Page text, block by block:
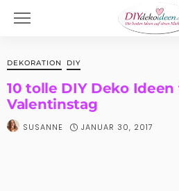
DEKORATION DIY
10 tolle DIY Deko
Valentinstag
SUSANNE JANUAR 30, 2017